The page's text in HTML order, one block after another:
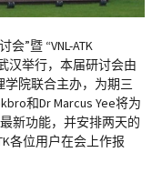
”暨 “VNL-ATK
汉举行，本届研讨会由
学院联合主办，为期三
和Dr Marcus Yee将为
新功能，并安排两天的
各位用户在会上作报